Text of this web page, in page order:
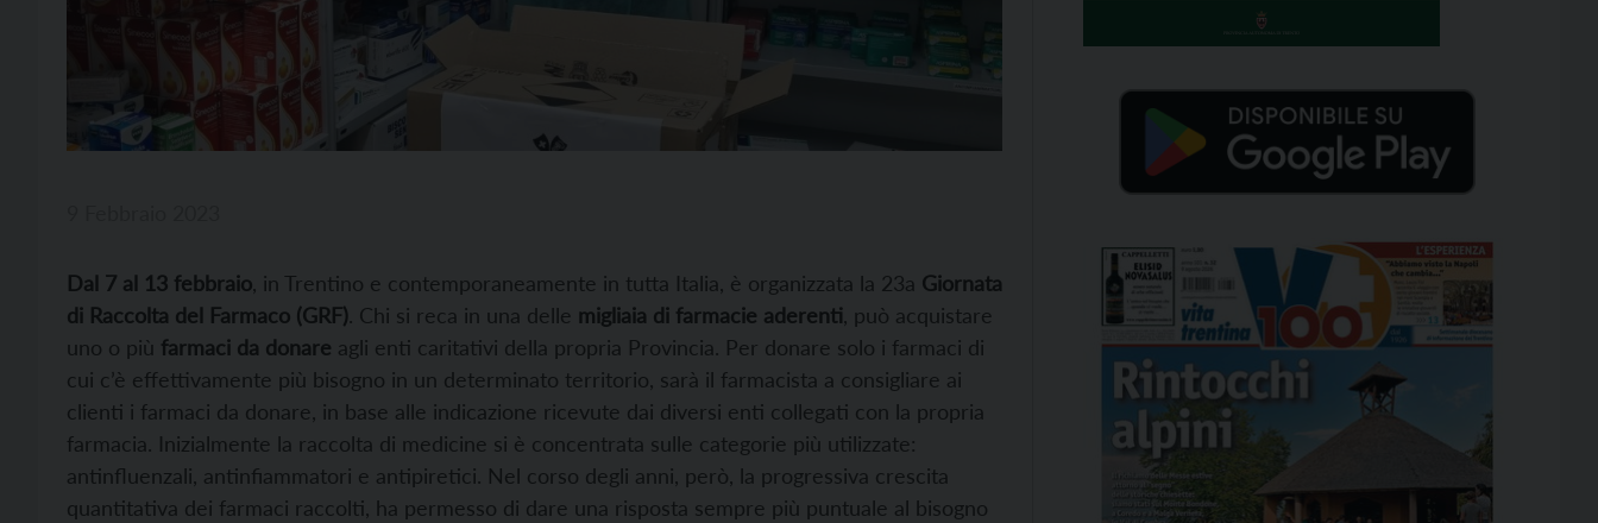
Dal 7 al 13 febbraio , in Trentino e contemporaneamente in tutta Italia, è organizzata la 23a Giornata
di Raccolta del Farmaco (GRF). Chi si reca in una delle migliaia di farmacie aderenti , può acquistare
uno o più farmaci da donare agli enti caritativi della propria Provincia. Per donare solo i farmaci di
cui c’è effettivamente più bisogno in un determinato territorio, sarà il farmacista a consigliare ai
clienti i farmaci da donare, in base alle indicazione ricevute dai diversi enti collegati con la propria
farmacia. Inizialmente la raccolta di medicine si è concentrata sulle categorie più utilizzate:
antinfluenzali, antinfiammatori e antipiretici. Nel corso degli anni, però, la progressiva crescita
quantitativa dei farmaci raccolti, ha permesso di dare una risposta sempre più puntuale al bisogno